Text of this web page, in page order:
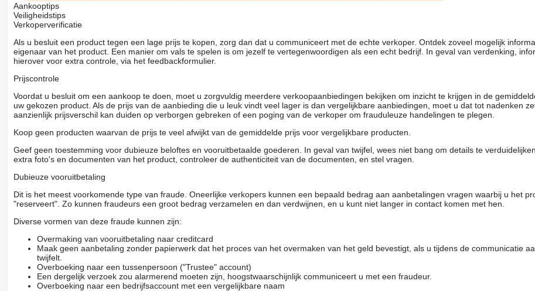
Aankooptips
Veiligheidstips
Verkoperverificatie
Als u besluit een product tegen een lage prijs te kopen, zorg dan dat u communiceert met de echte verkoper. Ontdek zoveel mogelijk
eigenaar van het product. Een manier om vals te spelen is om jezelf te vertegenwoordigen als een echt bedrijf. In geval van verdenking,
hierover voor extra controle, via het feedbackformulier.
Prijscontrole
Voordat u besluit om een ​​aankoop te doen, moet u zorgvuldig meerdere verkoopaanbiedingen bekijken om inzicht te krijgen in de
uw gekozen product. Als de prijs van de aanbieding die u leuk vindt veel lager is dan vergelijkbare aanbiedingen, moet u dat tot nadenken
aanzienlijk prijsverschil kan duiden op verborgen gebreken of een poging van de verkoper om frauduleuze handelingen te plegen.
Koop geen producten waarvan de prijs te veel afwijkt van de gemiddelde prijs voor vergelijkbare producten.
Geef geen toestemming voor dubieuze beloftes en vooruitbetaalde goederen. In geval van twijfel, wees niet bang om details te
extra foto's en documenten van het product, controleer de authenticiteit van de documenten, en stel vragen.
Dubieuze vooruitbetaling
Dit is het meest voorkomende type van fraude. Oneerlijke verkopers kunnen een bepaald bedrag aan aanbetalingen vragen waarbij u het
"reserveert". Zo kunnen fraudeurs een groot bedrag verzamelen en dan verdwijnen, en u kunt niet langer in contact komen met hen.
Diverse vormen van deze fraude kunnen zijn:
Overmaking van vooruitbetaling naar creditcard
Maak geen aanbetaling zonder papierwerk dat het proces van het overmaken van het geld bevestigt, als u tijdens de communicatie
twijfelt.
Overboeking naar een tussenpersoon ("Trustee" account)
Een dergelijk verzoek zou alarmerend moeten zijn, hoogstwaarschijnlijk communiceert u met een fraudeur.
Overboeking naar een bedrijfsaccount met een vergelijkbare naam